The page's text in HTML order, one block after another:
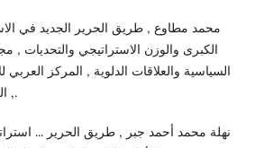
محمد مطاوع , طريق الحرير الجديد في
الكبرى والوزن الاستراتيجي والتحديات ,
السياسية والعلاقات الدلوية , المركز
, الدوحة , العدد (46) , 2020.
نهلة محمد أحمد جبر , طريق الحرير ...